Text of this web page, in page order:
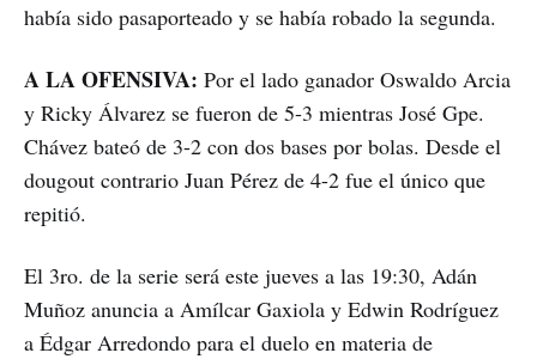
había sido pasaporteado y se había robado la segunda.
A LA OFENSIVA: Por el lado ganador Oswaldo Arcia
y Ricky Álvarez se fueron de 5-3 mientras José Gpe.
Chávez bateó de 3-2 con dos bases por bolas. Desde el
dougout contrario Juan Pérez de 4-2 fue el único que
repitió.
El 3ro. de la serie será este jueves a las 19:30, Adán
Muñoz anuncia a Amílcar Gaxiola y Edwin Rodríguez
a Édgar Arredondo para el duelo en materia de